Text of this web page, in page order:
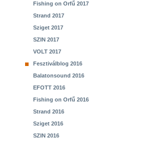
Fishing on Orfű 2017
Strand 2017
Sziget 2017
SZIN 2017
VOLT 2017
Fesztiválblog 2016
Balatonsound 2016
EFOTT 2016
Fishing on Orfű 2016
Strand 2016
Sziget 2016
SZIN 2016